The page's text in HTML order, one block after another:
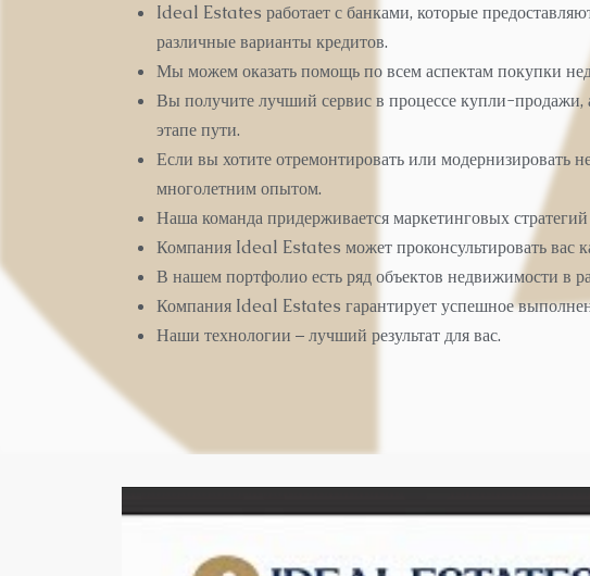
Ideal Estates работает с банками, которые
различные варианты кредитов.
Мы можем оказать помощь по всем аспектам покупки
Вы получите лучший сервис в процессе купли-
этапе пути.
Если вы хотите отремонтировать или модернизировать
многолетним опытом.
Наша команда придерживается маркетинговых
Компания Ideal Estates может проконсультировать вас
В нашем портфолио есть ряд объектов недвижимости в
Компания Ideal Estates гарантирует успешное
Наши технологии – лучший результат для вас.